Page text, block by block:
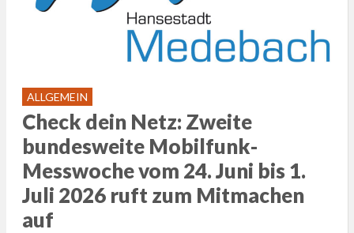
ALLGEMEIN
Check dein Netz: Zweite
bundesweite Mobilfunk-
Messwoche vom 24. Juni bis 1.
Juli 2026 ruft zum Mitmachen
auf